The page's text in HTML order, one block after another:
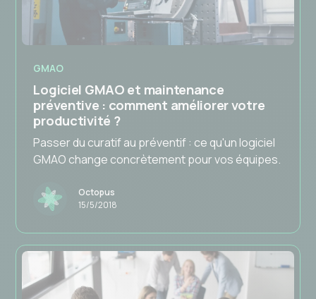
GMAO
Logiciel GMAO et maintenance
préventive : comment améliorer votre
productivité ?
Passer du curatif au préventif : ce qu'un logiciel
GMAO change concrètement pour vos équipes.
Octopus
15/5/2018